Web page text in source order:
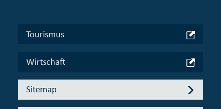
Tourismus
Wirtschaft
Sitemap